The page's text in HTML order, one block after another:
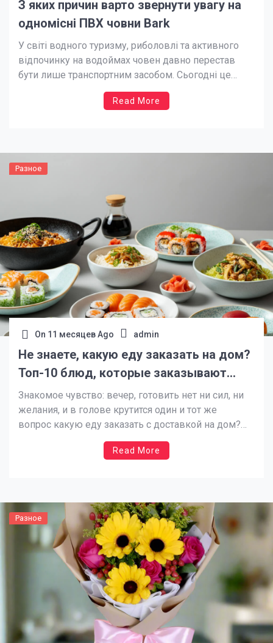
З яких причин варто звернути увагу на
одномісні ПВХ човни Bark
У світі водного туризму, риболовлі та активного
відпочинку на водоймах човен давно перестав
бути лише транспортним засобом. Сьогодні це
втілення свободи, мобільності та незалежності. І
саме серед великого різноманіття моделей
розглянемо, […]
Read More
Разное
On 11 месяцев Ago admin
Не знаете, какую еду заказать на дом?
Топ-10 блюд, которые заказывают
чаще всего
Знакомое чувство: вечер, готовить нет ни сил, ни
желания, и в голове крутится один и тот же
вопрос какую еду заказать с доставкой на дом?
Современные службы доставки еды предлагают
такой огромный ассортимент блюд,
что чаще всего […]
Read More
Разное